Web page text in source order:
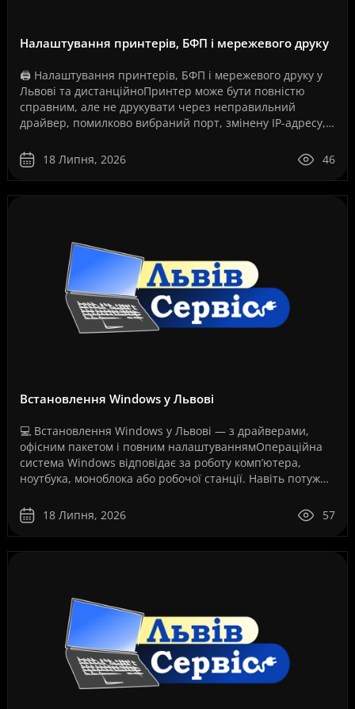
Налаштування принтерів, БФП і мережевого друку
🖨️ Налаштування принтерів, БФП і мережевого друку у
Львові та дистанційноПринтер може бути повністю
справним, але не друкувати через неправильний
драйвер, помилково вибраний порт, змінену IP-адресу,
18 Липня, 2026
46
Встановлення Windows у Львові
💻 Встановлення Windows у Львові — з драйверами,
офісним пакетом і повним налаштуваннямОпераційна
система Windows відповідає за роботу комп’ютера,
ноутбука, моноблока або робочої станції. Навіть потужне
18 Липня, 2026
57